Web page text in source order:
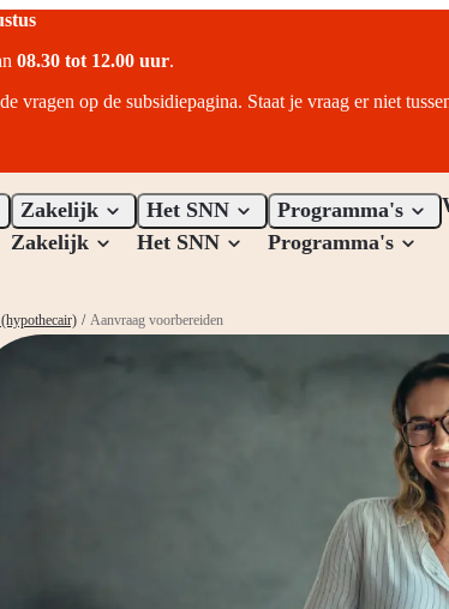
08.30 tot 12.00 uur.
vragen op de subsidiepagina. Staat je vraag er niet
Zakelijk
Zakelijk
Het SNN
Het SNN
Programma's
Programma's
/ Aanvraag voorbereiden